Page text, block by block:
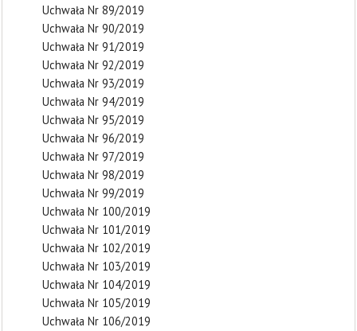
Uchwała Nr 89/2019
Uchwała Nr 90/2019
Uchwała Nr 91/2019
Uchwała Nr 92/2019
Uchwała Nr 93/2019
Uchwała Nr 94/2019
Uchwała Nr 95/2019
Uchwała Nr 96/2019
Uchwała Nr 97/2019
Uchwała Nr 98/2019
Uchwała Nr 99/2019
Uchwała Nr 100/2019
Uchwała Nr 101/2019
Uchwała Nr 102/2019
Uchwała Nr 103/2019
Uchwała Nr 104/2019
Uchwała Nr 105/2019
Uchwała Nr 106/2019